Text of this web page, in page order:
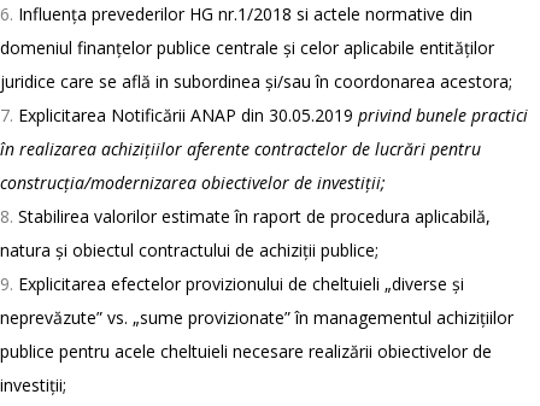
Influența prevederilor HG nr.1/2018 si actele normative din
domeniul finanțelor publice centrale și celor aplicabile entităților
juridice care se află in subordinea și/sau în coordonarea acestora;
Explicitarea Notificării ANAP din 30.05.2019 privind bunele practici
în realizarea achizițiilor aferente contractelor de lucrări pentru
construcția/modernizarea obiectivelor de investiții;
Stabilirea valorilor estimate în raport de procedura aplicabilă,
natura și obiectul contractului de achiziții publice;
Explicitarea efectelor provizionului de cheltuieli „diverse și
neprevăzute” vs. „sume provizionate” în managementul achizițiilor
publice pentru acele cheltuieli necesare realizării obiectivelor de
investiții;